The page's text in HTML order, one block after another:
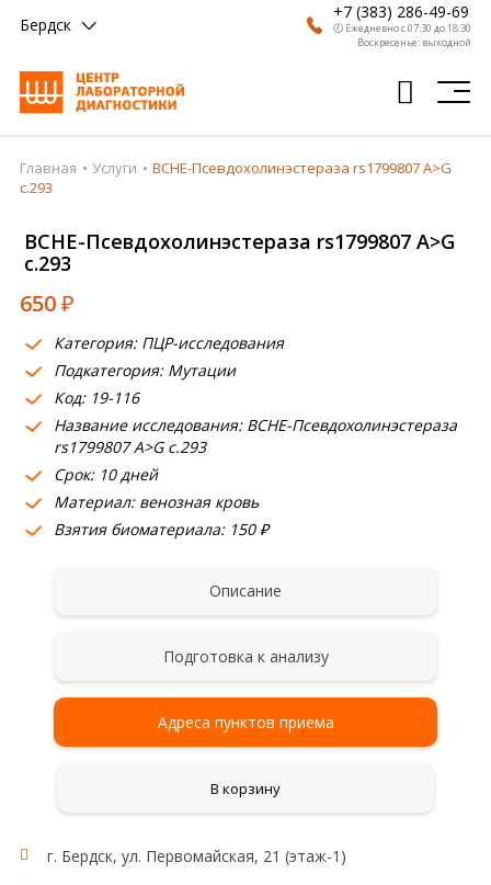
Бердск
+7 (383) 286-49-69
🕗 Ежедневно с 07:30 до 18:30
Воскресенье: выходной
Главная
Врачи
Получить результат
Пациентам
О компании
Где сдать
Партнерам
Главная Услуги
BCHE-Псевдохолинэстераза rs1799807 A>G
c.293
BCHE-Псевдохолинэстераза rs1799807 A>G
c.293
650₽
Категория: ПЦР-исследования
Подкатегория: Мутации
Код: 19-116
Название исследования: BCHE-Псевдохолинэстераза
rs1799807 A>G c.293
Срок: 10 дней
Материал: венозная кровь
Взятия биоматериала: 150 ₽
Описание
Подготовка к анализу
Адреса пунктов приема
В корзину
г. Бердск, ул. Первомайская, 21 (этаж-1)